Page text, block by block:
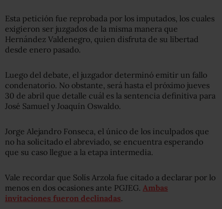
Esta petición fue reprobada por los imputados, los cuales
exigieron ser juzgados de la misma manera que
Hernández Valdenegro, quien disfruta de su libertad
desde enero pasado.
Luego del debate, el juzgador determinó emitir un fallo
condenatorio. No obstante, será hasta el próximo jueves
30 de abril que detalle cuál es la sentencia definitiva para
José Samuel y Joaquín Oswaldo.
Jorge Alejandro Fonseca, el único de los inculpados que
no ha solicitado el abreviado, se encuentra esperando
que su caso llegue a la etapa intermedia.
Vale recordar que Solís Arzola fue citado a declarar por lo
menos en dos ocasiones ante PGJEG. Ambas
invitaciones fueron declinadas.